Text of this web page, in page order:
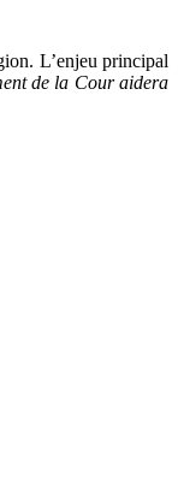
L’enjeu principal
de la Cour aidera